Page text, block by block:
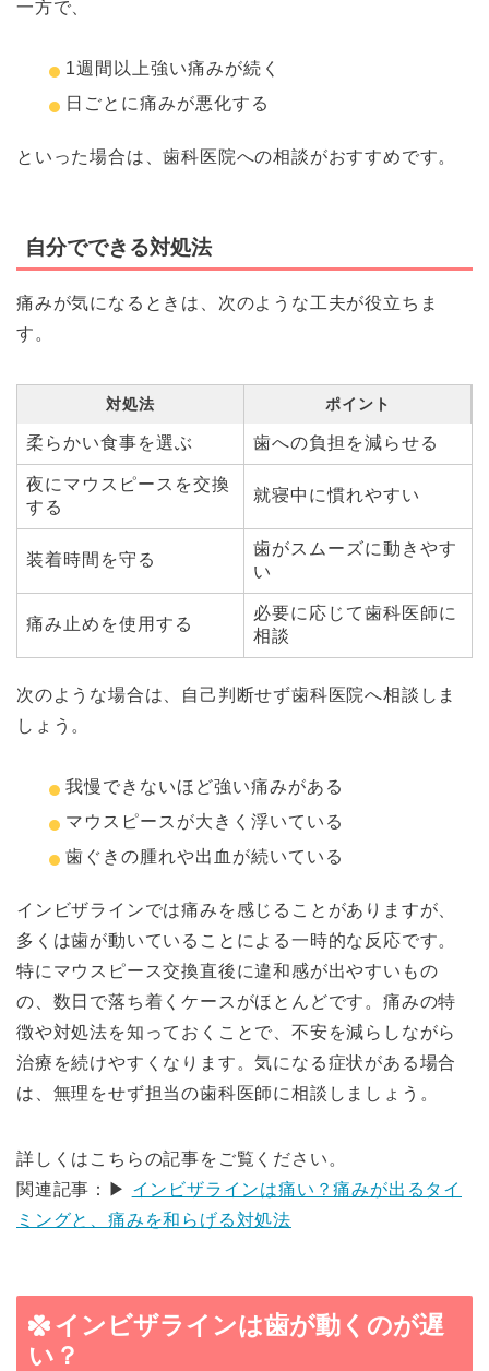
一方で、
1週間以上強い痛みが続く
日ごとに痛みが悪化する
といった場合は、歯科医院への相談がおすすめです。
自分でできる対処法
痛みが気になるときは、次のような工夫が役立ちま
す。
対処法 ポイント
柔らかい食事を選ぶ 歯への負担を減らせる
夜にマウスピースを交換
する
就寝中に慣れやすい
装着時間を守る
歯がスムーズに動きやす
い
痛み止めを使用する
必要に応じて歯科医師に
相談
次のような場合は、自己判断せず歯科医院へ相談しま
しょう。
我慢できないほど強い痛みがある
マウスピースが大きく浮いている
歯ぐきの腫れや出血が続いている
インビザラインでは痛みを感じることがありますが、
多くは歯が動いていることによる一時的な反応です。
特にマウスピース交換直後に違和感が出やすいもの
の、数日で落ち着くケースがほとんどです。痛みの特
徴や対処法を知っておくことで、不安を減らしながら
治療を続けやすくなります。気になる症状がある場合
は、無理をせず担当の歯科医師に相談しましょう。
詳しくはこちらの記事をご覧ください。
関連記事：▶ インビザラインは痛い？痛みが出るタイ
ミングと、痛みを和らげる対処法
インビザラインは歯が動くのが遅
い？